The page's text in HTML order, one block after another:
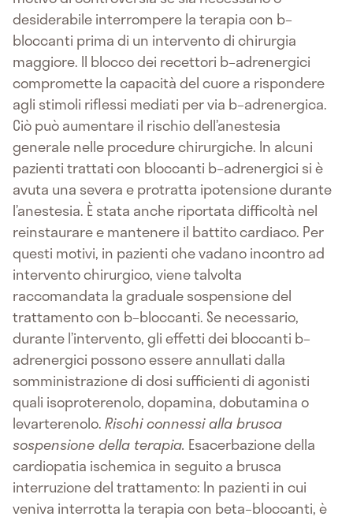
desiderabile interrompere la terapia con b–
bloccanti prima di un intervento di chirurgia
maggiore. Il blocco dei recettori b–adrenergici
compromette la capacità del cuore a rispondere
agli stimoli riflessi mediati per via b–adrenergica.
Ciò può aumentare il rischio dell’anestesia
generale nelle procedure chirurgiche. In alcuni
pazienti trattati con bloccanti b–adrenergici si è
avuta una severa e protratta ipotensione durante
l’anestesia. È stata anche riportata difficoltà nel
reinstaurare e mantenere il battito cardiaco. Per
questi motivi, in pazienti che vadano incontro ad
intervento chirurgico, viene talvolta
raccomandata la graduale sospensione del
trattamento con b–bloccanti. Se necessario,
durante l’intervento, gli effetti dei bloccanti b–
adrenergici possono essere annullati dalla
somministrazione di dosi sufficienti di agonisti
quali isoproterenolo, dopamina, dobutamina o
levarterenolo.Rischi connessi alla brusca
sospensione della terapia. Esacerbazione della
cardiopatia ischemica in seguito a brusca
interruzione del trattamento: In pazienti in cui
veniva interrotta la terapia con beta–bloccanti, è